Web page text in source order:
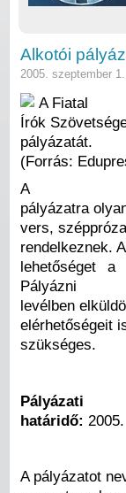
Alkotói
2005. szeptember
A Fiatal
Írók
pályázatát.
(Forrás:
A
pályázatra
vers,
rendelkeznek.
lehetőséget a
Pályázni
levélben
elérhetőségeit
szükséges.
Pályázati
határidő:
A pályázatot